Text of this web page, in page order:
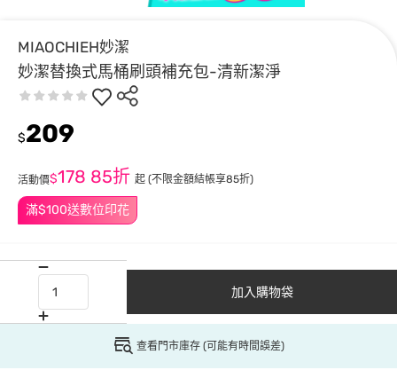
MIAOCHIEH妙潔
妙潔替換式馬桶刷頭補充包-清新潔淨
滿$100送數位印花
$209
活動價$178 85折 起 (不限金額結帳享85折)
加入購物袋
查看門市庫存 (可能有時間誤差)